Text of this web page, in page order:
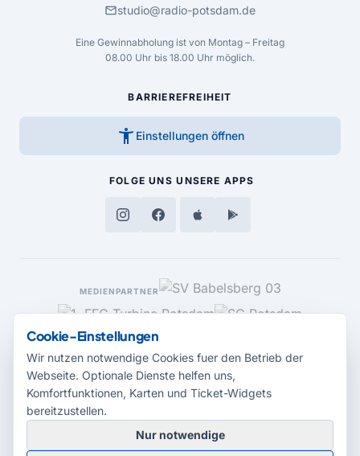
mailstudio@radio-potsdam.de
Eine Gewinnabholung ist von Montag – Freitag
08.00 Uhr bis 18.00 Uhr möglich.
BARRIEREFREIHEIT
accessibility_new Einstellungen öffnen
FOLGE UNS UNSERE APPS
MEDIENPARTNER
© 2026 Radio Potsdam. Webseite entwickelt durch dieMedienagentur
Cookie-Einstellungen
Wir nutzen notwendige Cookies fuer den Betrieb der
Webseite. Optionale Dienste helfen uns,
Komfortfunktionen, Karten und Ticket-Widgets
bereitzustellen.
Nur notwendige